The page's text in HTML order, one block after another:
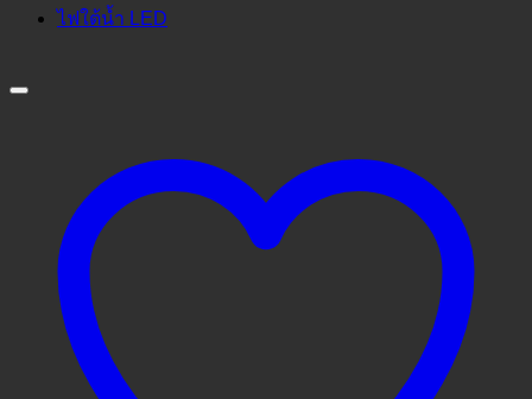
ไฟใต้น้ำ LED